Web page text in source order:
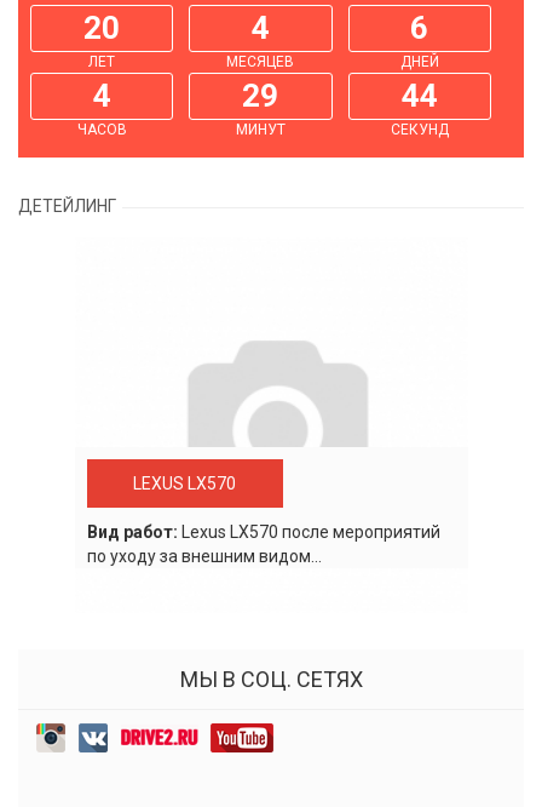
20
ЛЕТ
4
МЕСЯЦЕВ
6
ДНЕЙ
4
ЧАСОВ
29
МИНУТ
45
СЕКУНД
ДЕТЕЙЛИНГ
LEXUS LX570
Вид работ: Lexus LХ570 после мероприятий
по уходу за внешним видом...
МЫ В СОЦ. СЕТЯХ